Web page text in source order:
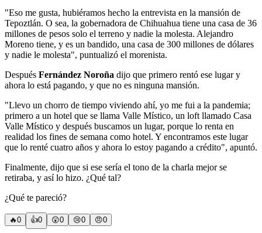
"Eso me gusta, hubiéramos hecho la entrevista en la mansión de
Tepoztlán. O sea, la gobernadora de Chihuahua tiene una casa de 36
millones de pesos solo el terreno y nadie la molesta. Alejandro
Moreno tiene, y es un bandido, una casa de 300 millones de dólares
y nadie le molesta", puntualizó el morenista.
Después Fernández Noroña dijo que primero rentó ese lugar y
ahora lo está pagando, y que no es ninguna mansión.
"Llevo un chorro de tiempo viviendo ahí, yo me fui a la pandemia;
primero a un hotel que se llama Valle Místico, un loft llamado Casa
Valle Místico y después buscamos un lugar, porque lo renta en
realidad los fines de semana como hotel. Y encontramos este lugar
que lo renté cuatro años y ahora lo estoy pagando a crédito", apuntó.
Finalmente, dijo que si ese sería el tono de la charla mejor se
retiraba, y así lo hizo. ¿Qué tal?
¿Qué te pareció?
🔥0 👍0 😲0 😢0 😠0